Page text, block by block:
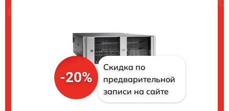
-20%
Скидка по
предварительной
записи на сайте